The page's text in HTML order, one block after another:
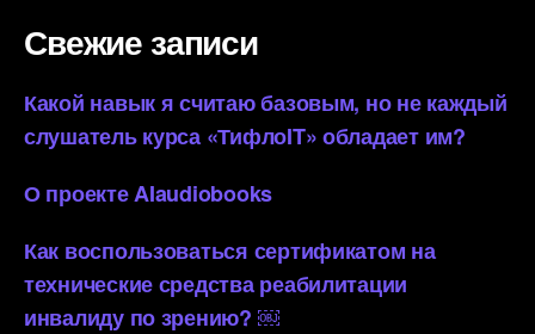
Свежие записи
Какой навык я считаю базовым, но не каждый
слушатель курса «ТифлоIT» обладает им?
О проекте AIaudiobooks
Как воспользоваться сертификатом на
технические средства реабилитации
инвалиду по зрению? ￼